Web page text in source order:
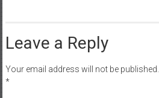
Leave a Reply
Your email address will not be published.
*